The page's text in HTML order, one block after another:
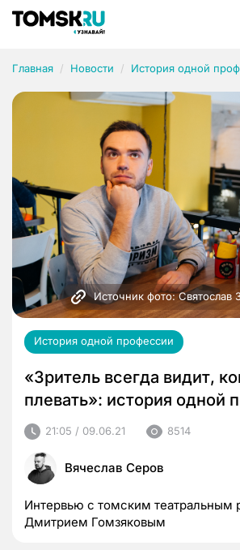
Главная Новости История одной
Источник фото: Святослав
История одной профессии
«Зритель всегда видит,
плевать»: история одной
21:05 / 09.06.21 8514
Вячеслав Серов
Интервью с томским театральным
Дмитрием Гомзяковым